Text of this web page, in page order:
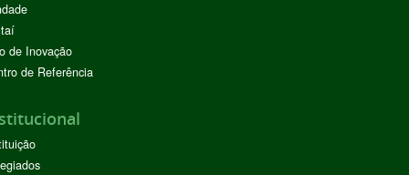
de Inovação
de Referência